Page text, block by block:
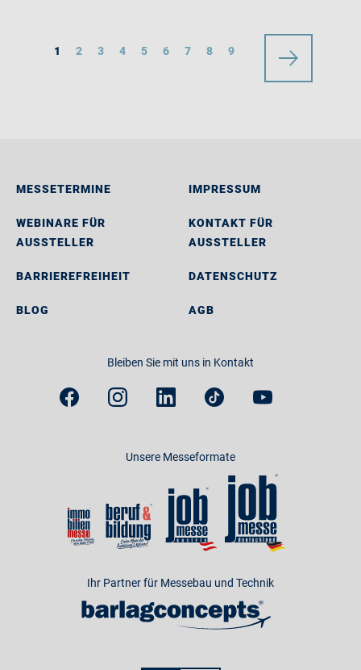
1 2 3 4 5 6 7 8 9
MESSETERMINE
WEBINARE FÜR
AUSSTELLER
BARRIEREFREIHEIT
BLOG
IMPRESSUM
KONTAKT FÜR
AUSSTELLER
DATENSCHUTZ
AGB
Bleiben Sie mit uns in Kontakt
Unsere Messeformate
Ihr Partner für Messebau und Technik